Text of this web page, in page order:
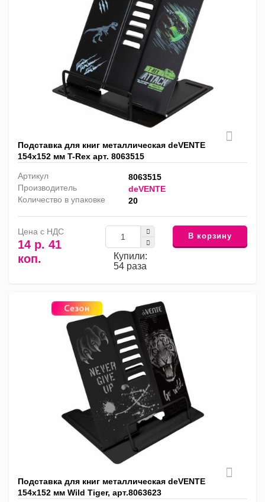
Подставка для книг металлическая deVENTE
154х152 мм T-Rex арт. 8063515
Артикул
8063515
Производитель
deVENTE
Количество в упаковке
20
Цена с НДС
14 р. 41
коп.
Купили:
54 раза
В корзину
Подставка для книг металлическая deVENTE
154х152 мм Wild Tiger, арт.8063623